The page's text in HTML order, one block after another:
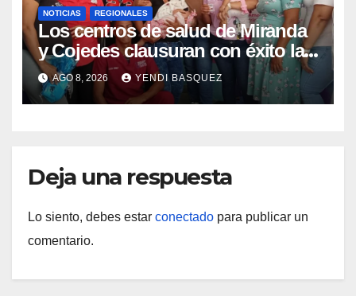
NOTICIAS REGIONALES
Los centros de salud de Miranda
y Cojedes clausuran con éxito la
Semana Mundial de la Lactancia
Materna
AGO 8, 2026 YENDI BASQUEZ
Deja una respuesta
Lo siento, debes estar conectado para publicar un
comentario.